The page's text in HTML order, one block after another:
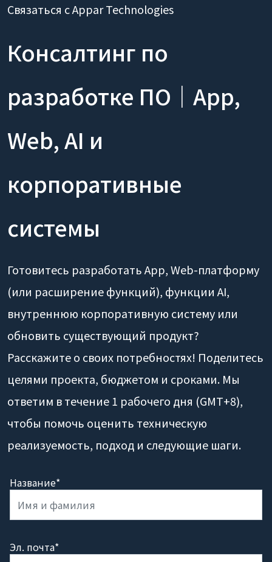
Связаться с Appar Technologies
Консалтинг по
разработке ПО｜App,
Web, AI и
корпоративные
системы
Готовитесь разработать App, Web-платформу
(или расширение функций), функции AI,
внутреннюю корпоративную систему или
обновить существующий продукт?
Расскажите о своих потребностях! Поделитесь
целями проекта, бюджетом и сроками. Мы
ответим в течение 1 рабочего дня (GMT+8),
чтобы помочь оценить техническую
реализуемость, подход и следующие шаги.
Название*
Эл. почта*